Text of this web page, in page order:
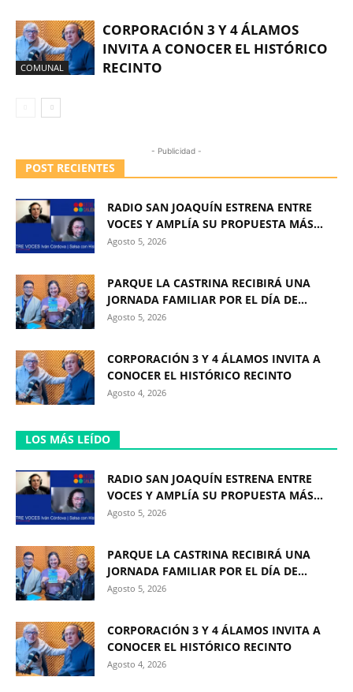
COMUNAL
CORPORACIÓN 3 Y 4 ÁLAMOS
INVITA A CONOCER EL HISTÓRICO
RECINTO
- Publicidad -
POST RECIENTES
RADIO SAN JOAQUÍN ESTRENA ENTRE
VOCES Y AMPLÍA SU PROPUESTA MÁS...
Agosto 5, 2026
PARQUE LA CASTRINA RECIBIRÁ UNA
JORNADA FAMILIAR POR EL DÍA DE...
Agosto 5, 2026
CORPORACIÓN 3 Y 4 ÁLAMOS INVITA A
CONOCER EL HISTÓRICO RECINTO
Agosto 4, 2026
LOS MÁS LEÍDO
RADIO SAN JOAQUÍN ESTRENA ENTRE
VOCES Y AMPLÍA SU PROPUESTA MÁS...
Agosto 5, 2026
PARQUE LA CASTRINA RECIBIRÁ UNA
JORNADA FAMILIAR POR EL DÍA DE...
Agosto 5, 2026
CORPORACIÓN 3 Y 4 ÁLAMOS INVITA A
CONOCER EL HISTÓRICO RECINTO
Agosto 4, 2026